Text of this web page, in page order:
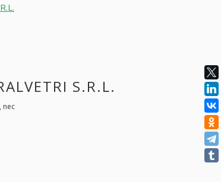
S.R.L.
nec